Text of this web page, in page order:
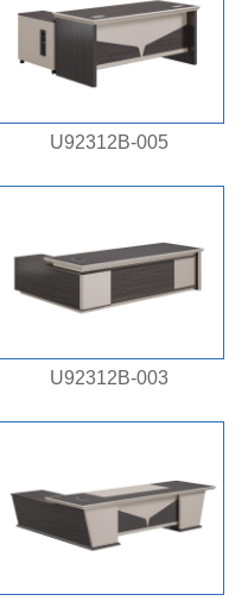
U92312B-005
U92312B-003